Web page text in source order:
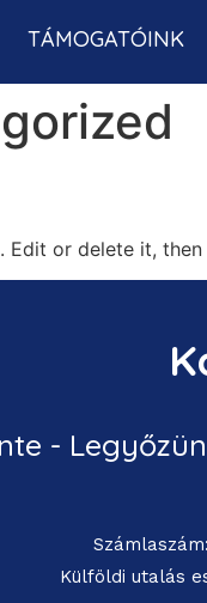
TÁMOGATÓINK
Edit or delete it,
-
Külföldi utalás